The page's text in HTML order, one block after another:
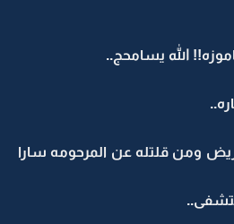
الله يسامحج..
ومن قلتله عن المرحومه سارا